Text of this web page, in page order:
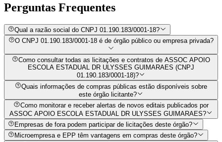
Perguntas Frequentes
Qual a razão social do CNPJ 01.190.183/0001-18?
O CNPJ 01.190.183/0001-18 é de órgão público ou empresa privada?
Como consultar todas as licitações e contratos de ASSOC APOIO
ESCOLA ESTADUAL DR ULYSSES GUIMARAES (CNPJ
01.190.183/0001-18)?
Quais informações de compras públicas estão disponíveis sobre
este órgão licitante?
Como monitorar e receber alertas de novos editais publicados por
ASSOC APOIO ESCOLA ESTADUAL DR ULYSSES GUIMARAES?
Empresas de fora podem participar de licitações deste órgão?
Microempresa e EPP têm vantagens em compras deste órgão?